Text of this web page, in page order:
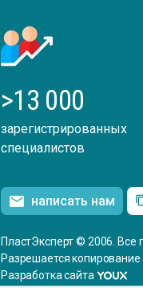
>13 000
зарегистрированных
специалистов
написать нам
ПластЭксперт © 2006.
Разрешается
Разработка сайта